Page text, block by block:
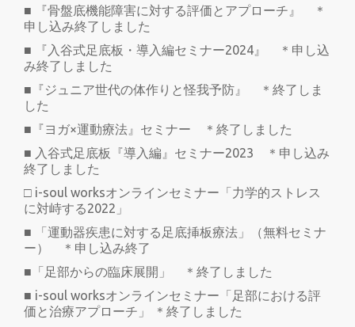
■ 『骨盤底機能障害に対する評価とアプローチ』 ＊
申し込み終了しました
■ 『入谷式足底板・導入編セミナー2024』 ＊申し込
み終了しました
■『ジュニア世代の体作りと怪我予防』 ＊終了しま
した
■『ヨガ×運動療法』セミナー ＊終了しました
■ 入谷式足底板『導入編』セミナー2023 ＊申し込み
終了しました
□ i-soul worksオンラインセミナー「力学的ストレス
に対峙する2022」
■ 「運動器疾患に対する足底挿板療法」（無料セミナ
ー） ＊申し込み終了
■「足部からの臨床展開」 ＊終了しました
■ i-soul worksオンラインセミナー「足部における評
価と治療アプローチ」 ＊終了しました